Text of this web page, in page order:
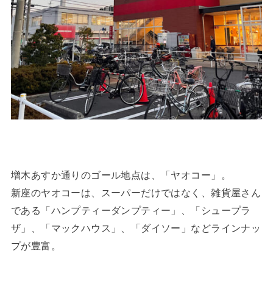
増木あすか通りのゴール地点は、「ヤオコー」。
新座のヤオコーは、スーパーだけではなく、雑貨屋さん
である「ハンプティーダンプティー」、「シュープラ
ザ」、「マックハウス」、「ダイソー」などラインナッ
プが豊富。